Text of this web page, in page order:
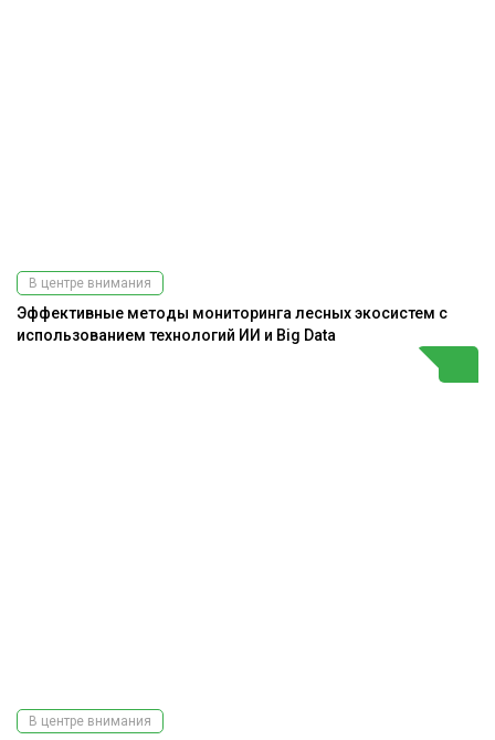
В центре внимания
Эффективные методы мониторинга лесных экосистем с
использованием технологий ИИ и Big Data
В центре внимания